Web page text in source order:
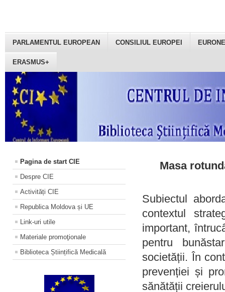
PARLAMENTUL EUROPEAN CONSILIUL EUROPEI
ERASMUS+
Pagina de start CIE
Despre CIE
Activități CIE
Republica Moldova și UE
Link-uri utile
Materiale promoţionale
Biblioteca Științifică Medicală
Masa
Subiectul
contextul
important,
pentru
societății. În
prevenției și
sănătății